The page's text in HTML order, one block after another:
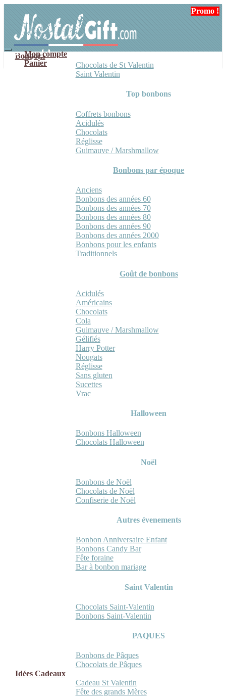
navigation
contenu
Mon compte
Panier
Bonbons
Chocolats de St Valentin
Saint Valentin
Top bonbons
Coffrets bonbons
Acidulés
Chocolats
Réglisse
Guimauve / Marshmallow
Bonbons par époque
Anciens
Bonbons des années 60
Bonbons des années 70
Bonbons des années 80
Bonbons des années 90
Bonbons des années 2000
Bonbons pour les enfants
Traditionnels
Goût de bonbons
Acidulés
Américains
Chocolats
Cola
Guimauve / Marshmallow
Gélifiés
Harry Potter
Nougats
Réglisse
Sans gluten
Sucettes
Vrac
Halloween
Bonbons Halloween
Chocolats Halloween
Noël
Bonbons de Noël
Chocolats de Noël
Confiserie de Noël
Autres évenements
Bonbon Anniversaire Enfant
Bonbons Candy Bar
Fête foraine
Bar à bonbon mariage
Saint Valentin
Chocolats Saint-Valentin
Bonbons Saint-Valentin
PAQUES
Bonbons de Pâques
Chocolats de Pâques
Idées Cadeaux
Cadeau St Valentin
Fête des grands Mères
Promo !
Promo !
Promo !